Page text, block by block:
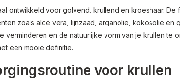
ontwikkeld voor golvend, krullend en kroeshaar. De
zoals aloë vera, lijnzaad, arganolie, kokosolie en
verminderen en de natuurlijke vorm van je krullen te
een mooie definitie.
voor krullen